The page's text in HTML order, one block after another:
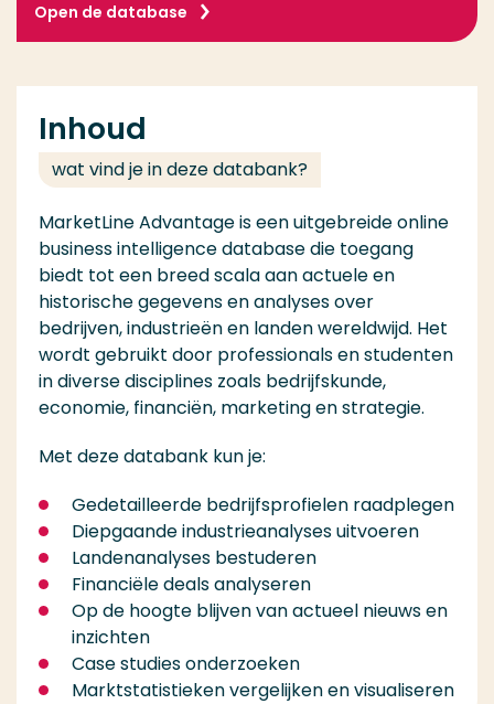
Open de database
Inhoud
wat vind je in deze databank?
MarketLine Advantage is een uitgebreide online
business intelligence database die toegang
biedt tot een breed scala aan actuele en
historische gegevens en analyses over
bedrijven, industrieën en landen wereldwijd. Het
wordt gebruikt door professionals en studenten
in diverse disciplines zoals bedrijfskunde,
economie, financiën, marketing en strategie.
Met deze databank kun je:
Gedetailleerde bedrijfsprofielen raadplegen
Diepgaande industrieanalyses uitvoeren
Landenanalyses bestuderen
Financiële deals analyseren
Op de hoogte blijven van actueel nieuws en
inzichten
Case studies onderzoeken
Marktstatistieken vergelijken en visualiseren